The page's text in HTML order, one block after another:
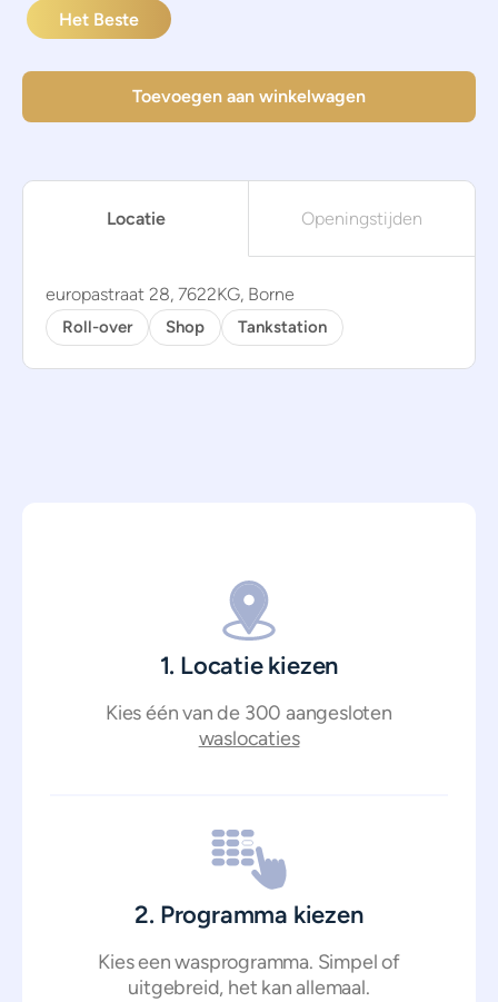
Het Beste
Toevoegen aan winkelwagen
Locatie Openingstijden
europastraat 28, 7622KG, Borne
Roll-over Shop Tankstation
1. Locatie kiezen
Kies één van de 300 aangesloten
waslocaties
2. Programma kiezen
Kies een wasprogramma. Simpel of
uitgebreid, het kan allemaal.